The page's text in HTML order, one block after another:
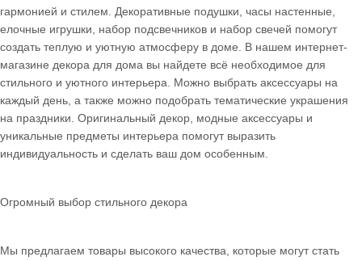
гармонией и стилем. Декоративные подушки, часы настенные,
елочные игрушки, набор подсвечников и набор свечей помогут
создать теплую и уютную атмосферу в доме. В нашем интернет-
магазине декора для дома вы найдете всё необходимое для
стильного и уютного интерьера. Можно выбрать аксессуары на
каждый день, а также можно подобрать тематические украшения
на праздники. Оригинальный декор, модные аксессуары и
уникальные предметы интерьера помогут выразить
индивидуальность и сделать ваш дом особенным.
Огромный выбор стильного декора
Мы предлагаем товары высокого качества, которые могут стать